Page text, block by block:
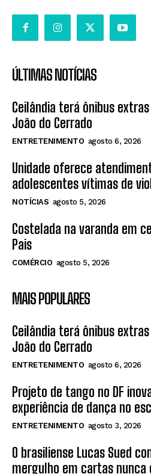
ÚLTIMAS NOTÍCIAS
Ceilândia terá ônibus
João do Cerrado
ENTRETENIMENTO agosto 6, 2026
Unidade oferece
adolescentes vítimas de
NOTÍCIAS agosto 5, 2026
Costelada na varanda em
Pais
COMÉRCIO agosto 5, 2026
MAIS POPULARES
Ceilândia terá ônibus
João do Cerrado
ENTRETENIMENTO agosto 6, 2026
Projeto de tango no DF
experiência de dança no
ENTRETENIMENTO agosto 3, 2026
O brasiliense Lucas Sued
mergulho em cartas nunca